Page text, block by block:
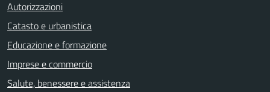
Autorizzazioni
Catasto e urbanistica
Educazione e formazione
Imprese e commercio
Salute, benessere e assistenza